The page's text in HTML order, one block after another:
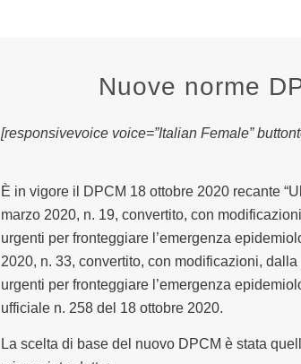
Nuove norme
[responsivevoice voice=”Italian Female”
È in vigore il DPCM 18 ottobre 2020recante “
marzo 2020, n. 19, convertito, con
urgenti per fronteggiare l’emergenza
2020, n. 33, convertito, con modificazioni,
urgenti per fronteggiare l’emergenza
ufficiale n. 258 del 18 ottobre 2020.
La scelta di base del nuovo DPCM è stata